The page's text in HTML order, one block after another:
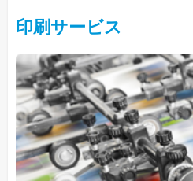
商品開発
お問い合わせ
印刷サービス